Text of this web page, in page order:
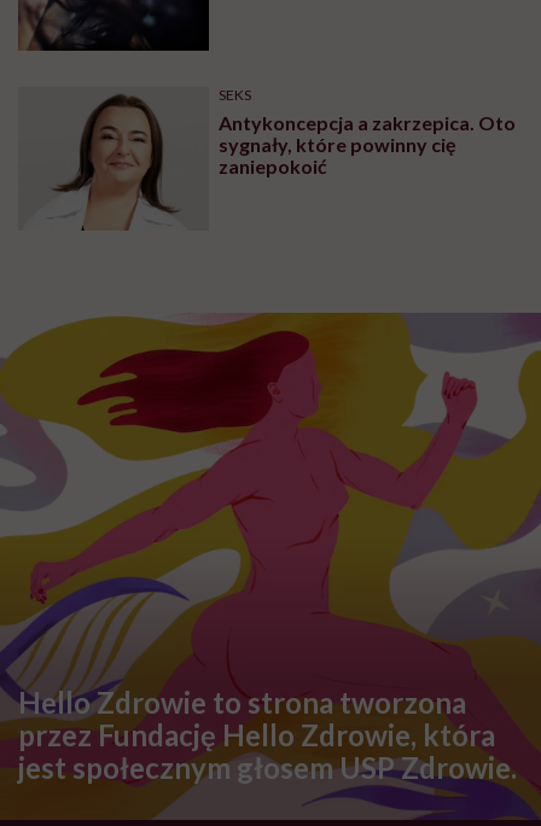
SEKS
Antykoncepcja a zakrzepica. Oto
sygnały, które powinny cię
zaniepokoić
Hello Zdrowie to strona tworzona
przez Fundację Hello Zdrowie, która
jest społecznym głosem USP Zdrowie.